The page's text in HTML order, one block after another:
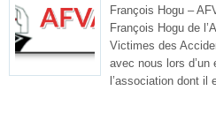
François Hogu –
François Hogu de
Victimes des
avec nous lors d’un
l’association dont il